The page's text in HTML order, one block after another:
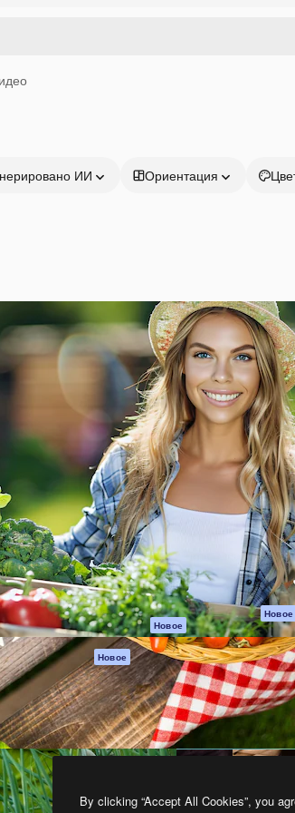
ИИ Ориентация
Продукция
Spaces
ИИ-помощник
Генератор
изображений ИИ
Генератор видео
ИИ
Генератор голоса
на основе ИИ
Стоковый контент
MCP для
Claude/ChatGPT
Новое
Агенты Новое
API
Мобильное
приложение
Все инструменты
Magnific
Начать
Academy
Документация
Пакету ИИ
Служба
поддержки
Условия и
положения
Политика
Оригиналы Новое
Политика
cookie
Центр доверия
Партнеры
Предприятие
By clicking “Accept All Cookies”, you